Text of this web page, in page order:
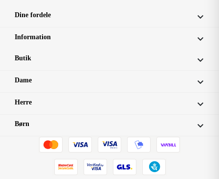
Dine fordele 
Information 
Butik 
Dame 
Herre 
Børn 